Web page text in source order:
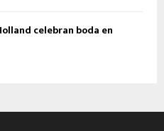
celebran boda en